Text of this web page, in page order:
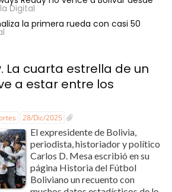
Digital
la primera rueda con casi 50
La cuarta estrella de un
a estar entre los
28/Dic/2025
El expresidente de Bolivia,
periodista, historiador y político
Carlos D. Mesa escribió en su
página Historia del Fútbol
Boliviano un recuento con